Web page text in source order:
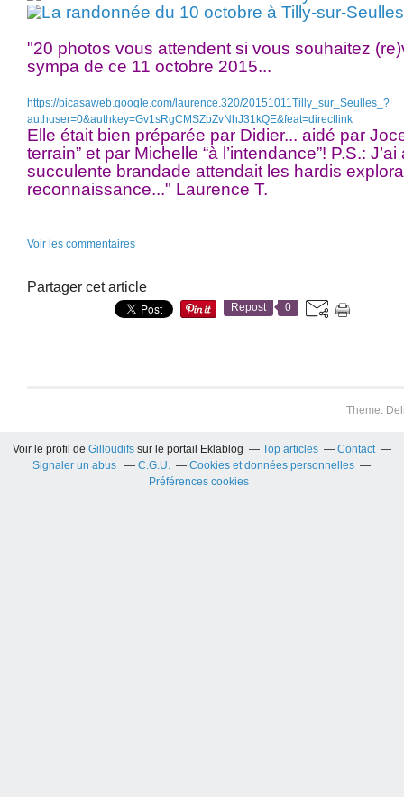
"20 photos vous attendent si vous souhaitez
sympa de ce 11 octobre 2015...
https://picasaweb.google.com/laurence.320/20151011Tilly_sur_Seulles_?
authuser=0&authkey=Gv1sRgCMSZpZvNhJ31kQE&feat=directlink
Elle était bien préparée par Didier... aidé par
terrain” et par Michelle “à l’intendance”! P.S.:
succulente brandade attendait les hardis
reconnaissance..." Laurence T.
Voir les commentaires
Partager cet article
Repost 0
Theme:
Voir le profil de Gilloudifs sur le portail Eklablog Top articles
Contact
Signaler un abus
C.G.U.
Cookies et données personnelles
Préférences cookies